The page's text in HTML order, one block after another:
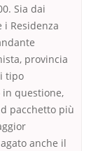
Sia dai
i Residenza
provincia
tipo
in questione,
pacchetto più
anche il